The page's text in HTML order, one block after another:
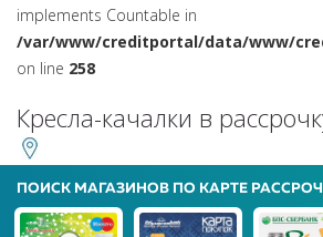
implements Countable in
/var/www/creditportal/data/www/
on line 258
Кресла-качалки в
ПОИСК МАГАЗИНОВ ПО КАРТЕ